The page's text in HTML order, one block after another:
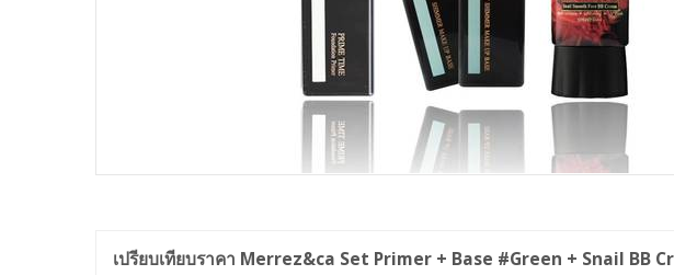
เปรียบเทียบราคา Merrez&ca Set Primer + Base #Green + Snail BB